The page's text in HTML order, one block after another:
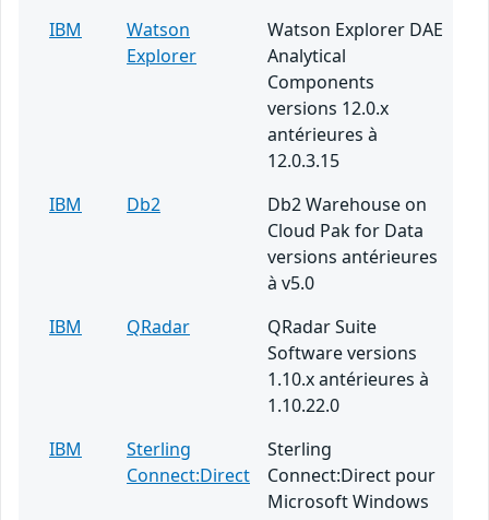
IBM
Watson
Explorer
Watson Explorer DAE
Analytical
Components
versions 12.0.x
antérieures à
12.0.3.15
IBM
Db2
Db2 Warehouse on
Cloud Pak for Data
versions antérieures
à v5.0
IBM
QRadar
QRadar Suite
Software versions
1.10.x antérieures à
1.10.22.0
IBM
Sterling
Connect:Direct
Sterling
Connect:Direct pour
Microsoft Windows